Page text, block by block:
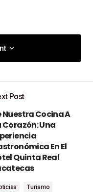
están
Post
Nuestra Cocina A
Corazón: Una
En El
Quinta Real
Turismo